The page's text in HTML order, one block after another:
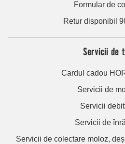
Formular de
Retur disponibil
Servicii de
Cardul cadou
Servicii de
Servicii
Servicii de
Servicii de colectare moloz,